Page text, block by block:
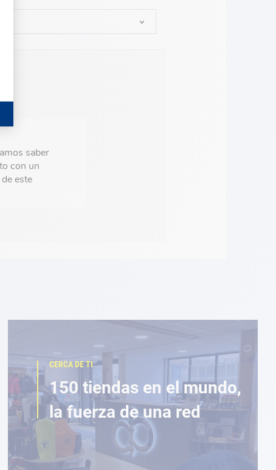
saber
con un
este
CERCA DE TI
150 tiendas en el mundo,
la fuerza de una red